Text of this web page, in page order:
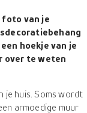
foto van je
hoekje van je
over te weten
je huis. Soms wordt
armoedige muur